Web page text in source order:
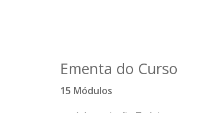
Ementa do Curso
15 Módulos